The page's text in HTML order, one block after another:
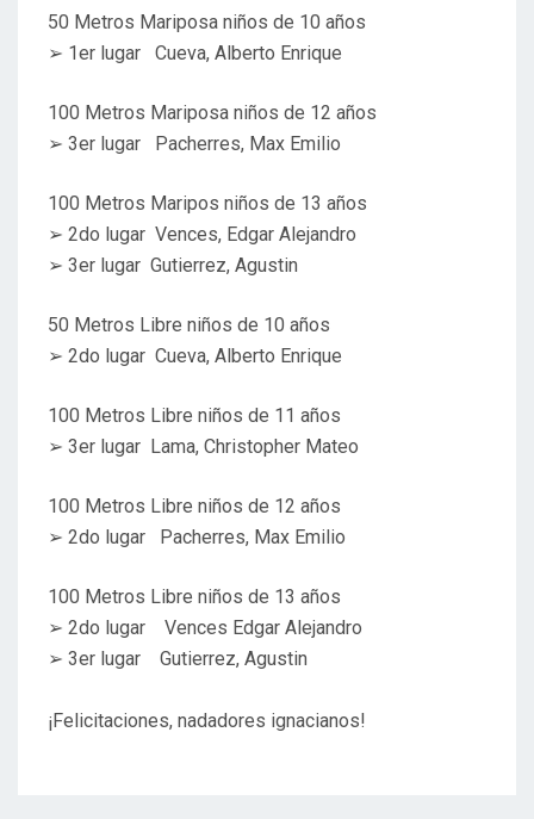
50 Metros Mariposa niños de 10 años
➢ 1er lugar Cueva, Alberto Enrique
100 Metros Mariposa niños de 12 años
➢ 3er lugar Pacherres, Max Emilio
100 Metros Maripos niños de 13 años
➢ 2do lugar Vences, Edgar Alejandro
➢ 3er lugar Gutierrez, Agustin
50 Metros Libre niños de 10 años
➢ 2do lugar Cueva, Alberto Enrique
100 Metros Libre niños de 11 años
➢ 3er lugar Lama, Christopher Mateo
100 Metros Libre niños de 12 años
➢ 2do lugar Pacherres, Max Emilio
100 Metros Libre niños de 13 años
➢ 2do lugar Vences Edgar Alejandro
➢ 3er lugar Gutierrez, Agustin
¡Felicitaciones, nadadores ignacianos!